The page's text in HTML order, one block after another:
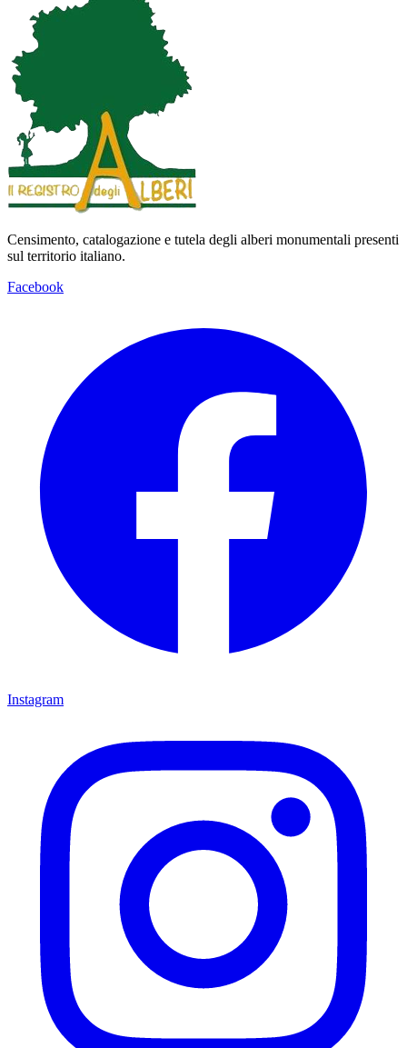
Map Satellite
Censimento, catalogazione e tutela degli alberi monumentali presenti
sul territorio italiano.
Facebook
Instagram